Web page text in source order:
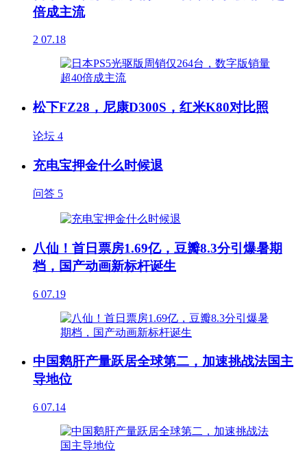
倍成主流
2 07.18
松下FZ28，尼康D300S，红米K80对比照
论坛 4
充电宝押金什么时候退
问答 5
八仙！首日票房1.69亿，豆瓣8.3分引爆暑期
档，国产动画新标杆诞生
6 07.19
中国鹅肝产量跃居全球第二，加速挑战法国主
导地位
6 07.14